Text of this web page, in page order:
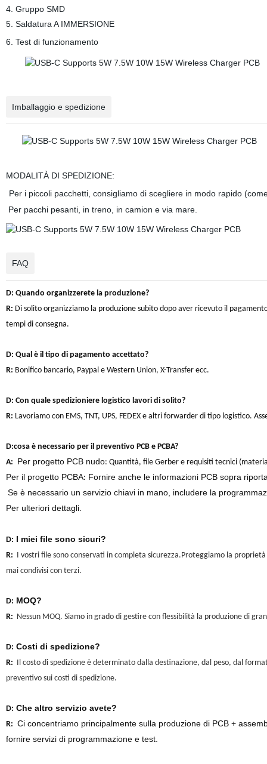
4. Gruppo SMD
5. Saldatura A IMMERSIONE
6. Test di funzionamento
Imballaggio e spedizione
MODALITÀ DI SPEDIZIONE:
Per i piccoli pacchetti, consigliamo di scegliere in modo rapido
Per pacchi pesanti, in treno, in camion e via mare.
FAQ
D: Quando organizzerete la produzione?
R: Di solito organizziamo la produzione subito dopo aver ricevuto il
tempi di consegna.
D: Qual è il tipo di pagamento accettato?
R: Bonifico bancario, Paypal e Western Union, X-Transfer ecc.
D: Con quale spedizioniere logistico lavori di solito?
R: Lavoriamo con EMS, TNT, UPS, FEDEX e altri forwarder di tipo logistico.
D:cosa è necessario per il preventivo PCB e PCBA?
A: Perprogetto PCB nudo: Quantità, file Gerber e requisiti tecnici
Peril progetto PCBA: Fornire anche le informazioni PCB sopra
Se è necessario un servizio chiavi in mano, includere la
Per ulteriori dettagli.
D: I miei file sono sicuri?
R: I vostri file sono conservati in completa sicurezza.Proteggiamo la
mai condivisi con terzi.
D: MOQ?
R: Nessun MOQ. Siamo in grado di gestire con flessibilità la produzione di
D: Costi di spedizione?
R: Il costo di spedizione è determinato dalla destinazione, dal peso, dal
preventivo sui costi di spedizione.
D: Che altro servizio avete?
R: Ci concentriamo principalmente sulla produzione di PCB +
fornire servizi di programmazione e test.